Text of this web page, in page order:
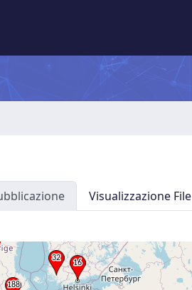
Visualizzazione File